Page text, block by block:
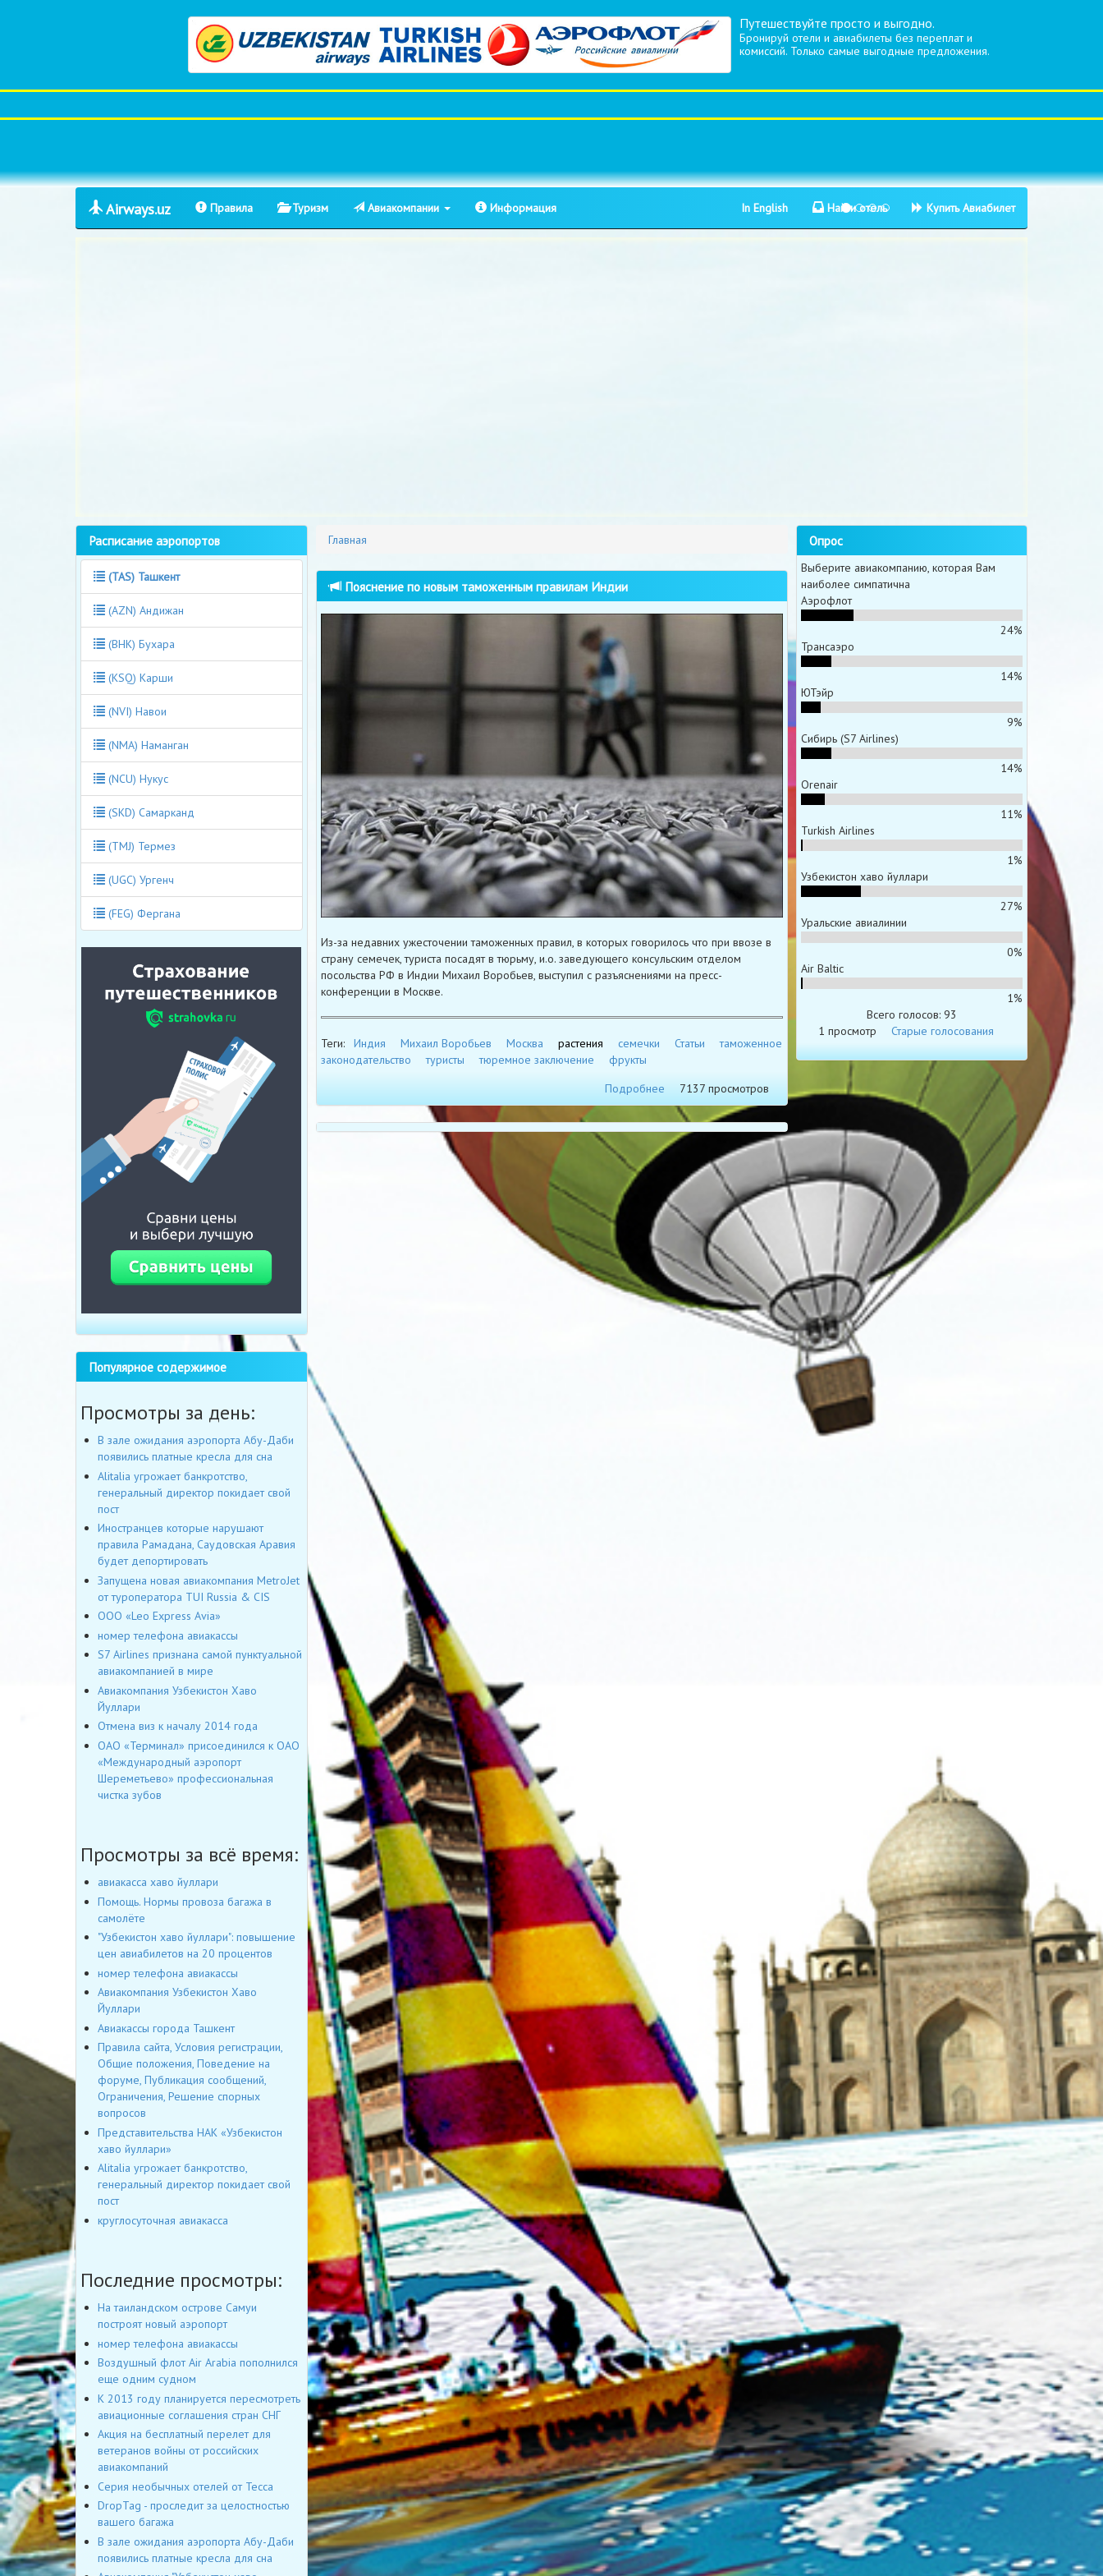
Путешествуйте просто и выгодно.
Бронируй отели и авиабилеты без переплат и
комиссий. Только самые выгодные предложения.
Airways.uz Правила Туризм Авиакомпании Информация In English Найти отель Купить Авиабилет
Главная
Пояснение по новым таможенным правилам Индии
Из-за недавних ужесточении таможенных правил, в которых говорилось что при ввозе в
страну семечек, туриста посадят в тюрьму, и.о. заведующего консульским отделом
посольства РФ в Индии Михаил Воробьев, выступил с разъяснениями на пресс-
конференции в Москве.
Теги: Индия Михаил Воробьев Москва растения семечки Статьи
таможенное
законодательство
туристы тюремное заключение
фрукты
Подробнее
7137 просмотров
Расписание аэропортов
(TAS) Ташкент
(AZN) Андижан
(BHK) Бухара
(KSQ) Карши
(NVI) Навои
(NMA) Наманган
(NCU) Нукус
(SKD) Самарканд
(TMJ) Термез
(UGC) Ургенч
(FEG) Фергана
Популярное содержимое
Просмотры за день:
В зале ожидания аэропорта Абу-Даби
появились платные кресла для сна
Alitalia угрожает банкротство,
генеральный директор покидает свой
пост
Иностранцев которые нарушают
правила Рамадана, Саудовская Аравия
будет депортировать
Запущена новая авиакомпания MetroJet
от туроператора TUI Russia & CIS
OOO «Leo Express Avia»
номер телефона авиакассы
S7 Airlines признана самой пунктуальной
авиакомпанией в мире
Авиакомпания Узбекистон Хаво
Йуллари
Отмена виз к началу 2014 года
ОАО «Терминал» присоединился к ОАО
«Международный аэропорт
Шереметьево» профессиональная
чистка зубов
Просмотры за всё время:
авиакасса хаво йуллари
Помощь. Нормы провоза багажа в
самолёте
"Узбекистон хаво йуллари": повышение
цен авиабилетов на 20 процентов
номер телефона авиакассы
Авиакомпания Узбекистон Хаво
Йуллари
Авиакассы города Ташкент
Правила сайта, Условия регистрации,
Общие положения, Поведение на
форуме, Публикация сообщений,
Ограничения, Решение спорных
вопросов
Представительства НАК «Узбекистон
хаво йуллари»
Alitalia угрожает банкротство,
генеральный директор покидает свой
пост
круглосуточная авиакасса
Последние просмотры:
На таиландском острове Самуи
построят новый аэропорт
номер телефона авиакассы
Воздушный флот Air Arabia пополнился
еще одним судном
К 2013 году планируется пересмотреть
авиационные соглашения стран СНГ
Акция на бесплатный перелет для
ветеранов войны от российских
авиакомпаний
Серия необычных отелей от Tecca
DropTag - проследит за целостностью
вашего багажа
В зале ожидания аэропорта Абу-Даби
появились платные кресла для сна
Опрос
Выберите авиакомпанию, которая Вам
наиболее симпатична
Аэрофлот
24%
Трансаэро
14%
ЮТэйр
9%
Сибирь (S7 Airlines)
14%
Orenair
11%
Turkish Airlines
1%
Узбекистон хаво йуллари
27%
Уральские авиалинии
0%
Air Baltic
1%
Всего голосов: 93
1 просмотр
Старые голосования